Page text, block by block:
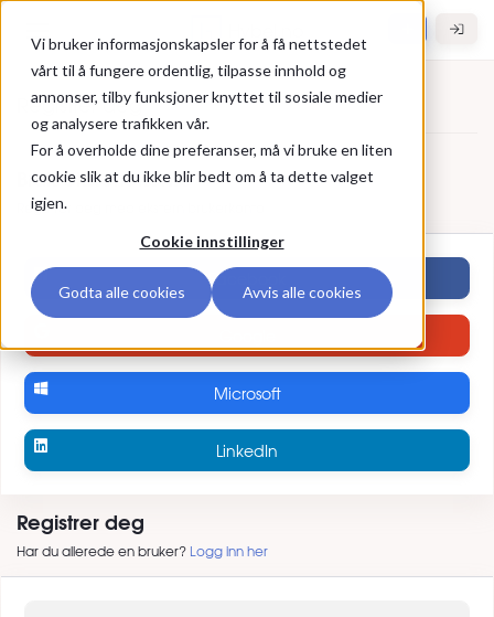
Vi bruker informasjonskapsler for å få nettstedet
vårt til å fungere ordentlig, tilpasse innhold og
annonser, tilby funksjoner knyttet til sosiale medier
og analysere trafikken vår.
For å overholde dine preferanser, må vi bruke en liten
cookie slik at du ikke blir bedt om å ta dette valget
igjen.
Cookie innstillinger
Godta alle cookies Avvis alle cookies
Registrer deg
Registrer deg
Bruk ekstern konto
Registrer deg med ekstern brukerkonto
Facebook
Microsoft
LinkedIn
Registrer deg
Har du allerede en bruker? Logg inn her